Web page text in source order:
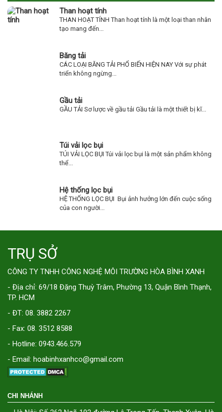
Than hoạt tính
THAN HOẠT TÍNH Than hoạt tính là một loại than nhân
tạo mang đến...
Băng tải
CÁC LOẠI BĂNG TẢI PHỔ BIẾN HIỆN NAY Với sự phát
triển không ngừng...
Gầu tải
GẦU TẢI Sơ lược về gầu tải Gầu tải là một thiết bị kĩ...
Túi vải lọc bụi
TÚI VẢI LỌC BỤI Túi vải lọc bụi là một sản phẩm không
thể...
Hệ thống lọc bụi
HỆ THỐNG LỌC BỤI Bụi ảnh hưởng lớn đến cuộc sống
của con người...
TRỤ SỞ
CÔNG TY TNHH CÔNG NGHỆ MÔI TRƯỜNG HÒA BÌNH XANH
- Địa chỉ: 69/18 Đặng Thuỳ Trâm, Phường 13, Quận Bình Thạnh,
TP. HCM
- ĐT: 08. 3882 2267
- Fax: 08. 3512 8588
- Hotline: 0943.466.579
- Email: hoabinhxanhco@gmail.com
CHI NHÁNH